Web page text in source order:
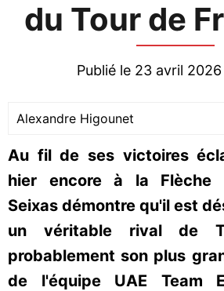
du Tour de
Publié le 23 avril 2026
Alexandre Higounet
Au fil de ses victoires
hier encore à la Flèche
Seixas démontre qu'il est
un véritable rival de
probablement son plus
de l'équipe UAE Team